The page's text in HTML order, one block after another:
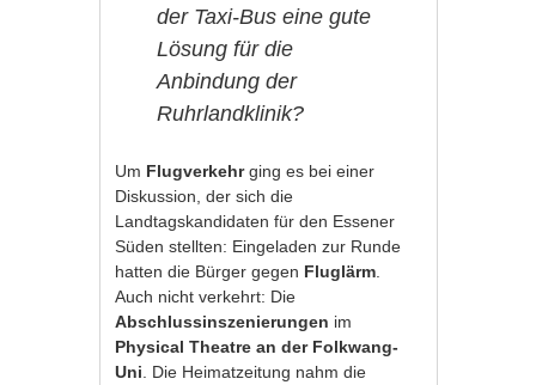
der Taxi-Bus eine gute
Lösung für die
Anbindung der
Ruhrlandklinik?
Um Flugverkehrging es bei einer
Diskussion, der sich die
Landtagskandidaten für den Essener
Süden stellten: Eingeladen zur Runde
hatten die Bürger gegen Fluglärm
Auch nicht verkehrt: Die
Abschlussinszenierungen im
Physical Theatre an der Folkwang-
Uni . Die Heimatzeitung nahm die